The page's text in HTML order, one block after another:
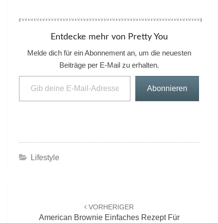
Entdecke mehr von Pretty You
Melde dich für ein Abonnement an, um die neuesten
Beiträge per E-Mail zu erhalten.
Gib deine E-Mail-Adresse ein ...
Abonnieren
Lifestyle
VORHERIGER
American Brownie Einfaches Rezept Für